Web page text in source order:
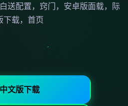
送配置，窍门，安卓版面载，际
下载，首页
中文版下载